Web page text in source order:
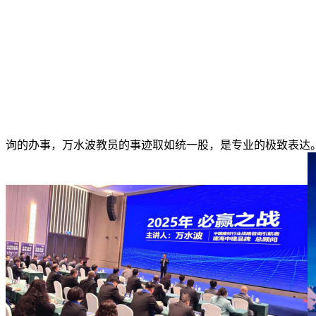
询的办事，万水波教员的事迹取如统一股，是专业的极致表达